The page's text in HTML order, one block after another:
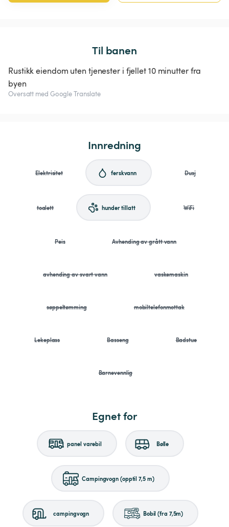
Til banen
Rustikk eiendom uten tjenester i fjellet 10 minutter fra
byen
Oversatt med Google Translate
Innredning
Elektrisitet ferskvann Dusj
toalett hunder tillatt WiFi
Peis Avhending av grått vann
avhending av svart vann vaskemaskin
søppeltømming mobiltelefonmottak
Lekeplass Basseng Badstue
Barnevennlig
Egnet for
panel varebil Bølle
Campingvogn (opptil 7,5 m)
campingvogn Bobil (fra 7,5m)